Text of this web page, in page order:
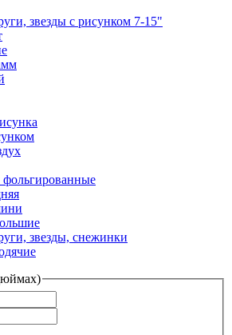
звезды с рисунком 7-15"
звезды, снежинки